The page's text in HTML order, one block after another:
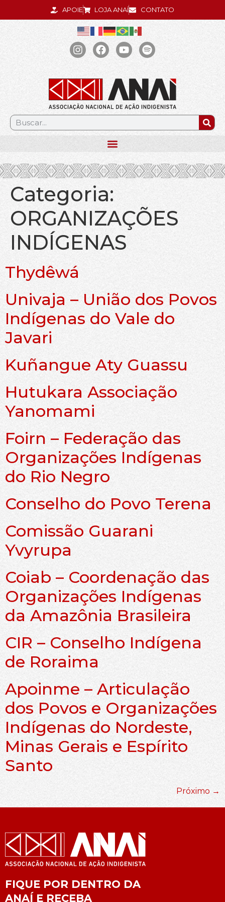
APOIE LOJA ANAÍ CONTATO
.
Categoria:
ORGANIZAÇÕES
INDÍGENAS
Thydêwá
Univaja – União dos Povos
Indígenas do Vale do
Javari
Kuñangue Aty Guassu
Hutukara Associação
Yanomami
Foirn – Federação das
Organizações Indígenas
do Rio Negro
Conselho do Povo Terena
Comissão Guarani
Yvyrupa
Coiab – Coordenação das
Organizações Indígenas
da Amazônia Brasileira
CIR – Conselho Indígena
de Roraima
Apoinme – Articulação
dos Povos e Organizações
Indígenas do Nordeste,
Minas Gerais e Espírito
Santo
Próximo →
FIQUE POR DENTRO DA
ANAÍ E RECEBA